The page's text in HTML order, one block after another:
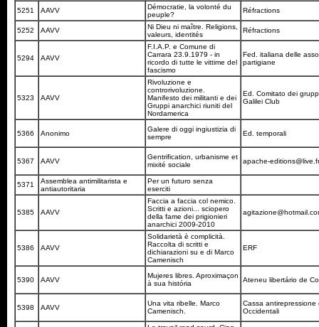
5251
AAVV
Démocratie, la volonté du
peuple?
Réfractions
5252 AAVV
Ni Dieu ni maître. Religions,
valeurs, identités
Réfractions
5294 AAVV
F.I.A.P. e Comune di
Carrara 23.9.1979 - in
ricordo di tutte le vittime del
fascismo
Fed. italiana delle
partigiane
5323 AAVV
Rivoluzione e
controrivoluzione.
Manifesto dei militanti e dei
Gruppi anarchici riuniti del
Nordamerica
Ed. Comitato dei
Galilei Club
5366 Anonimo
Galere di oggi ingiustizia di
sempre
Ed. temporali
5367 AAVV
Gentrification, urbanisme et
mixité sociale
apache-
5371
Assemblea antimilitarista e
antiautoritaria
Per un futuro senza
eserciti
5385 AAVV
Faccia a faccia col nemico.
Scritti e azioni... sciopero
della fame dei prigionieri
anarchici 2009-2010
5386 AAVV
Solidarietà è complicità.
Raccolta di scritti e
dichiarazioni su e di Marco
Camenisch
ERF
5390 AAVV
Mujeres libres. Aproximaçon
à sua história
Ateneu libertário de
5398 AAVV
Una vita ribelle. Marco
Camenisch.
Cassa antirepressione
Occidentali